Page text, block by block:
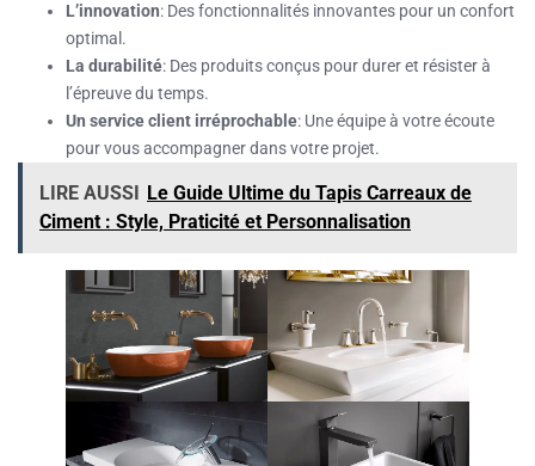
L’innovation: Des fonctionnalités innovantes pour un confort
optimal.
La durabilité: Des produits conçus pour durer et résister à
l’épreuve du temps.
Un service client irréprochable: Une équipe à votre écoute
pour vous accompagner dans votre projet.
LIRE AUSSI Le Guide Ultime du Tapis Carreaux de
Ciment : Style, Praticité et Personnalisation